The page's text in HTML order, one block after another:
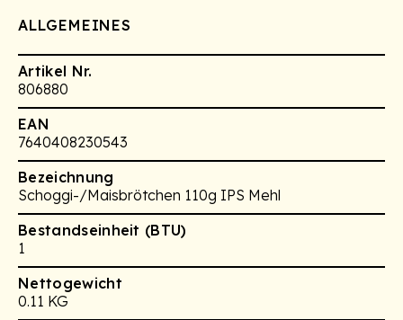
ALLGEMEINES
Artikel Nr.
806880
EAN
7640408230543
Bezeichnung
Schoggi-/Maisbrötchen 110g IPS Mehl
Bestandseinheit (BTU)
1
Nettogewicht
0.11 KG